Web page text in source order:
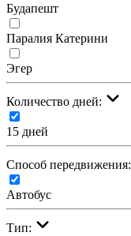
Будапешт
Паралия Катерини
Эгер
Количество дней:
15 дней
Cпособ передвижения:
Автобус
Тип: